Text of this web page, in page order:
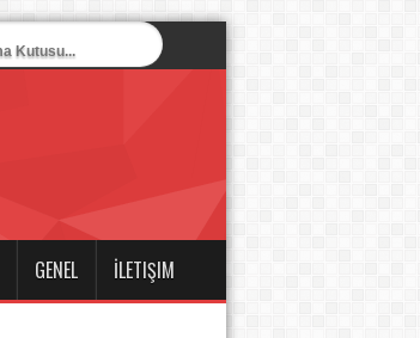
GENEL İLETIŞIM